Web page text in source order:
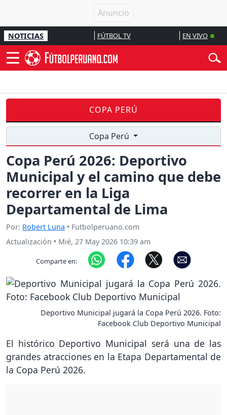
NOTICIAS FÚTBOL TV EN VIVO
COPA PERÚ
Copa Perú
Copa Perú 2026: Deportivo
Municipal y el camino que debe
recorrer en la Liga
Departamental de Lima
Por: Robert Luna • Futbolperuano.com
Actualización • Mié, 27 May 2026 10:39 am
Comparte en:
Deportivo Municipal jugará la Copa Perú 2026. Foto:
Facebook Club Deportivo Municipal
El histórico Deportivo Municipal será una de las
grandes atracciones en la Etapa Departamental de
la Copa Perú 2026.